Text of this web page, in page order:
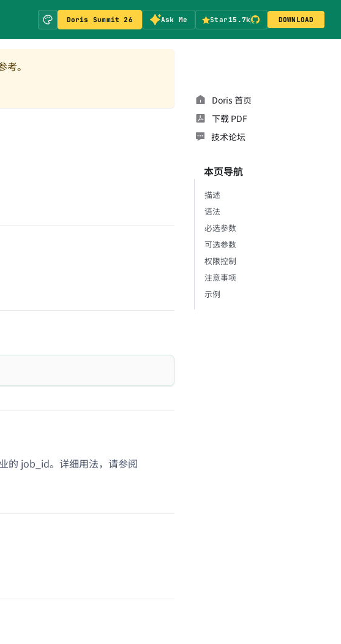
Doris Summit 26 Ask Me Star15.7k DOWNLOAD
。
的 job_id。详细用法，请参阅
Doris 首页
下载 PDF
技术论坛
本页导航
描述
语法
必选参数
可选参数
权限控制
注意事项
示例